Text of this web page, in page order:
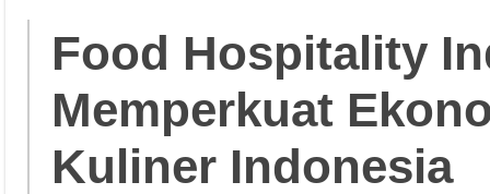
Food Hospitality
Memperkuat
Kuliner Indonesia